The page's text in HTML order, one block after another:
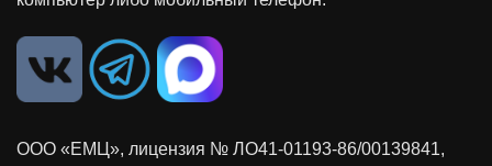
ООО «ЕМЦ», лицензия № ЛО41-01193-86/00139841,